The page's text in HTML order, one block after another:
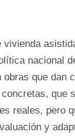
vivienda
nacional
obras que dan
que
reales, pero
y